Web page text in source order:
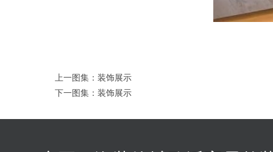
上一图集： 装饰展示
下一图集： 装饰展示